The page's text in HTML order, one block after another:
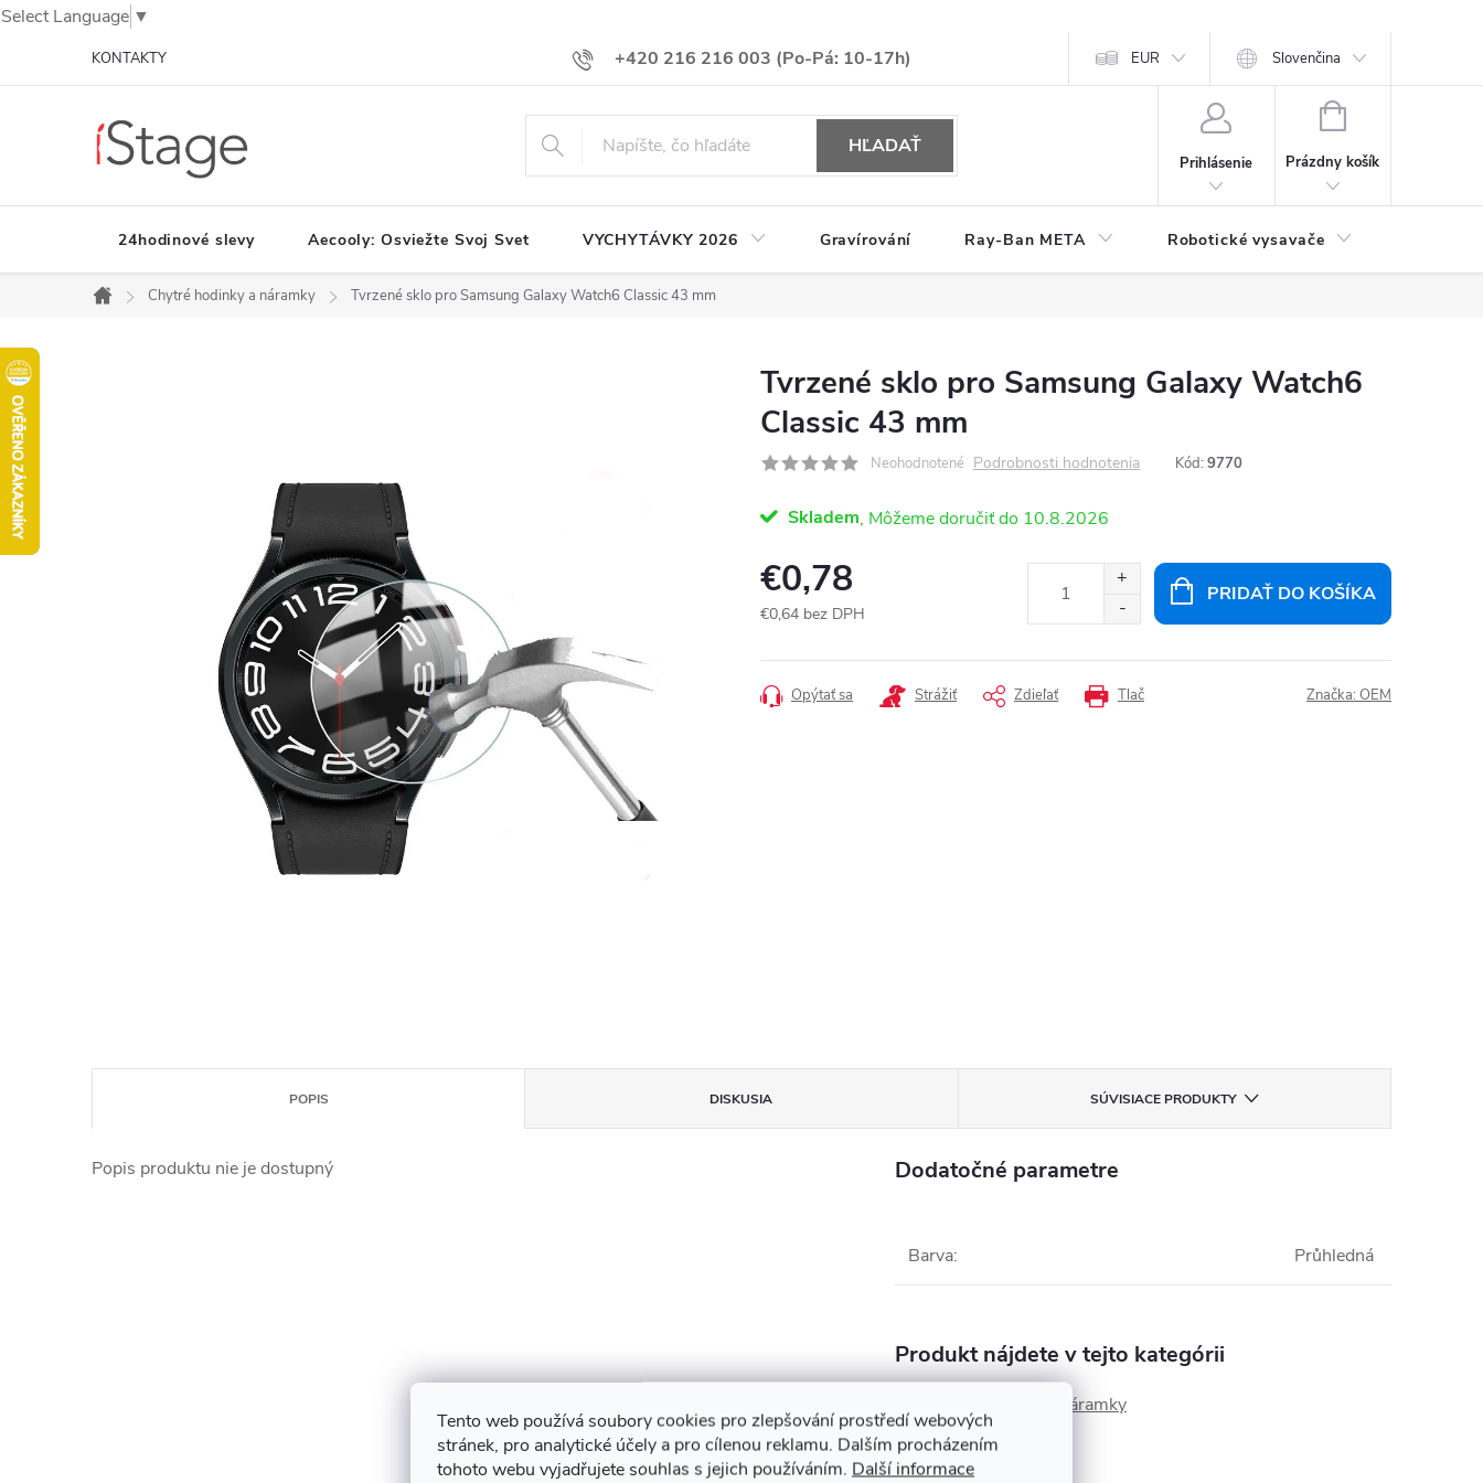
Select Language ▼
Tento web používá soubory cookies pro zlepšování prostředí webových
stránek, pro analytické účely a pro cílenou reklamu. Dalším procházením
tohoto webu vyjadřujete souhlas s jejich používáním. Další informace
+420 216 216 003
KONTAKTY EUR Slovenčina
HĽADAŤ
Prihlásenie
NÁKUPNÝ
Prázdny košík
24hodinové slevy Aecooly: Osviežte Svoj Svet VYCHYTÁVKY 2026 Gravírování Ray-Ban META Robotické vysavače
Domov
Chytré hodinky a náramky Tvrzené sklo pro Samsung Galaxy Watch6 Classic 43 mm
Tvrzené sklo pro Samsung Galaxy Watch6
Classic 43 mm
Neohodnotené Podrobnosti hodnotenia Kód: 9770
Skladem 10.8.2026
€0,78
€0,64 bez DPH
cena:
PRIDAŤ DO KOŠÍKA
Tlač
Opýtať sa Strážiť Zdieľať Značka: OEM
POPIS DISKUSIA SÚVISIACE PRODUKTY
Popis produktu nie je dostupný Dodatočné parametre
Barva: Průhledná
Produkt nájdete v tejto kategórii
Chytré hodinky a náramky
Súvisiaci tovar